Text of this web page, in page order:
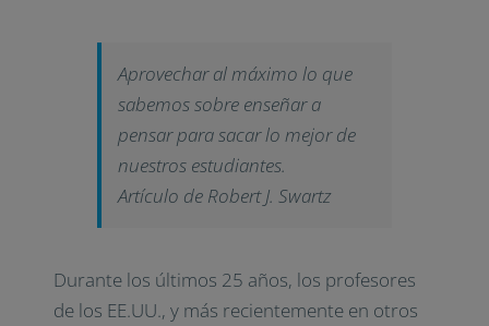
Aprovechar al máximo lo que
sabemos sobre enseñar a
pensar para sacar lo mejor de
nuestros estudiantes.
Artículo de Robert J. Swartz
Durante los últimos 25 años, los profesores
de los EE.UU., y más recientemente en otros